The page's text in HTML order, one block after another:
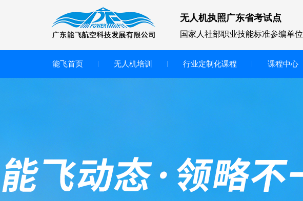
无人机执照广东省考试点
国家人社部职业技能标准参编单位
能飞首页 无人机培训 行业定制化课程 课程中心